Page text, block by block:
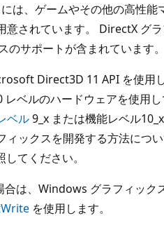
は、ゲームやその他の高性能
意されています。 DirectX グ
サポートが含まれています。
Direct3D 11 API を使
ベルのハードウェアを使用
ベル9_x または機能レベル
ィックスを開発する方法につ
してください。
は、Windows グラフィック
を使用します。